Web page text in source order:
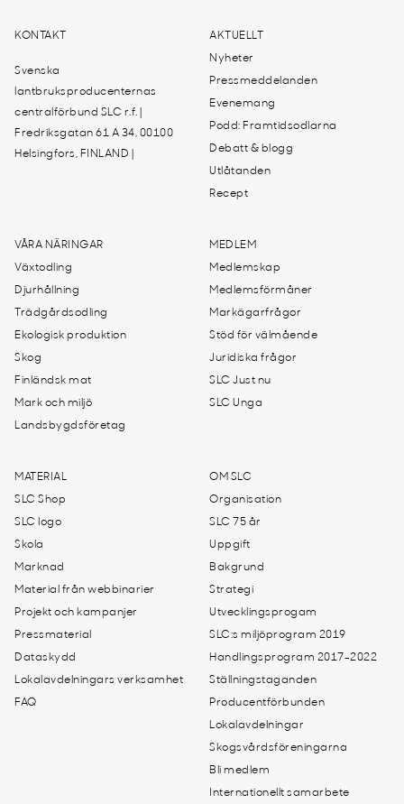
KONTAKT
Svenska
lantbruksproducenternas
centralförbund SLC r.f. |
Fredriksgatan 61 A 34, 00100
Helsingfors, FINLAND |
AKTUELLT
Nyheter
Pressmeddelanden
Evenemang
Podd: Framtidsodlarna
Debatt & blogg
Utlåtanden
Recept
VÅRA NÄRINGAR
Växtodling
Djurhållning
Trädgårdsodling
Ekologisk produktion
Skog
Finländsk mat
Mark och miljö
Landsbygdsföretag
MEDLEM
Medlemskap
Medlemsförmåner
Markägarfrågor
Stöd för välmående
Juridiska frågor
SLC Just nu
SLC Unga
MATERIAL
SLC Shop
SLC logo
Skola
Marknad
Material från webbinarier
Projekt och kampanjer
Pressmaterial
Dataskydd
Lokalavdelningars verksamhet
FAQ
OM SLC
Organisation
SLC 75 år
Uppgift
Bakgrund
Strategi
Utvecklingsprogam
SLC:s miljöprogram 2019
Handlingsprogram 2017-2022
Ställningstaganden
Producentförbunden
Lokalavdelningar
Skogsvårdsföreningarna
Bli medlem
Internationellt samarbete